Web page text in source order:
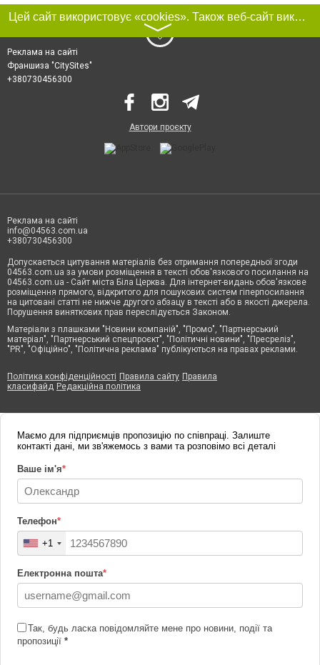
Цей сайт використовує «cookies». Також веб-сайт використовує інтернет-сервіс для збору технічних даних стосовно відвідувачів з метою отримання маркетингової та статистичної інформації. Умови обробки даних відвідувачів сайту див.
〉
Реклама на сайті
Франшиза "CitySites"
+380730456300
Автори проєкту
Реклама на сайті
info@04563.com.ua
+380730456300
Допускається цитування матеріалів без отримання попередньої згоди
04563.com.ua за умови розміщення в тексті обов'язкового посилання на
04563.com.ua - Сайт міста Біла Церква. Для інтернет-видань обов'язкове
розміщення прямого, відкритого для пошукових систем гіперпосилання
на цитовані статті не нижче другого абзацу в тексті або в якості джерела.
Порушення виняткових прав переслідується Законом.
Матеріали з плашками "Новини компаній", "Промо", "Партнерський
матеріал", "Партнерський спецпроєкт", "Політичні новини", "Пресреліз",
"PR", "Офіційно", "Політична реклама" публікуються на правах реклами.
Політика конфіденційності Правила сайту Правила
класифайд Редакційна політика
Маємо для підприємців пропозицію по співпраці. Залиште
контакті дані, ми зв'яжемось з вами та розповімо всі деталі
Ваше ім'я*
Телефон*
+1
Електронна пошта*
Так, будь ласка повідомляйте мене про новини, події та
пропозиції *